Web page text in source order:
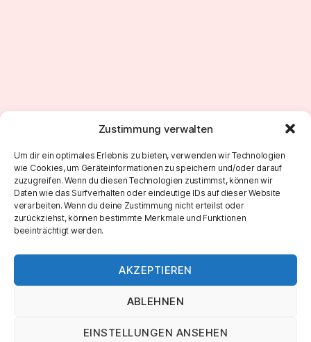
Zustimmung verwalten
Um dir ein optimales Erlebnis zu bieten, verwenden wir Technologien
wie Cookies, um Geräteinformationen zu speichern und/oder darauf
zuzugreifen. Wenn du diesen Technologien zustimmst, können wir
Daten wie das Surfverhalten oder eindeutige IDs auf dieser Website
verarbeiten. Wenn du deine Zustimmung nicht erteilst oder
zurückziehst, können bestimmte Merkmale und Funktionen
beeinträchtigt werden.
AKZEPTIEREN
ABLEHNEN
EINSTELLUNGEN ANSEHEN
← Sunday Morning Jam 186
→ Sunday Morning Jam 188
Marco Roth Music